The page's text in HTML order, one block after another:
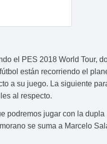
el PES 2018 World Tour,
están recorriendo el
a su juego. La siguiente
al respecto.
podremos jugar con la
se suma a Marcelo